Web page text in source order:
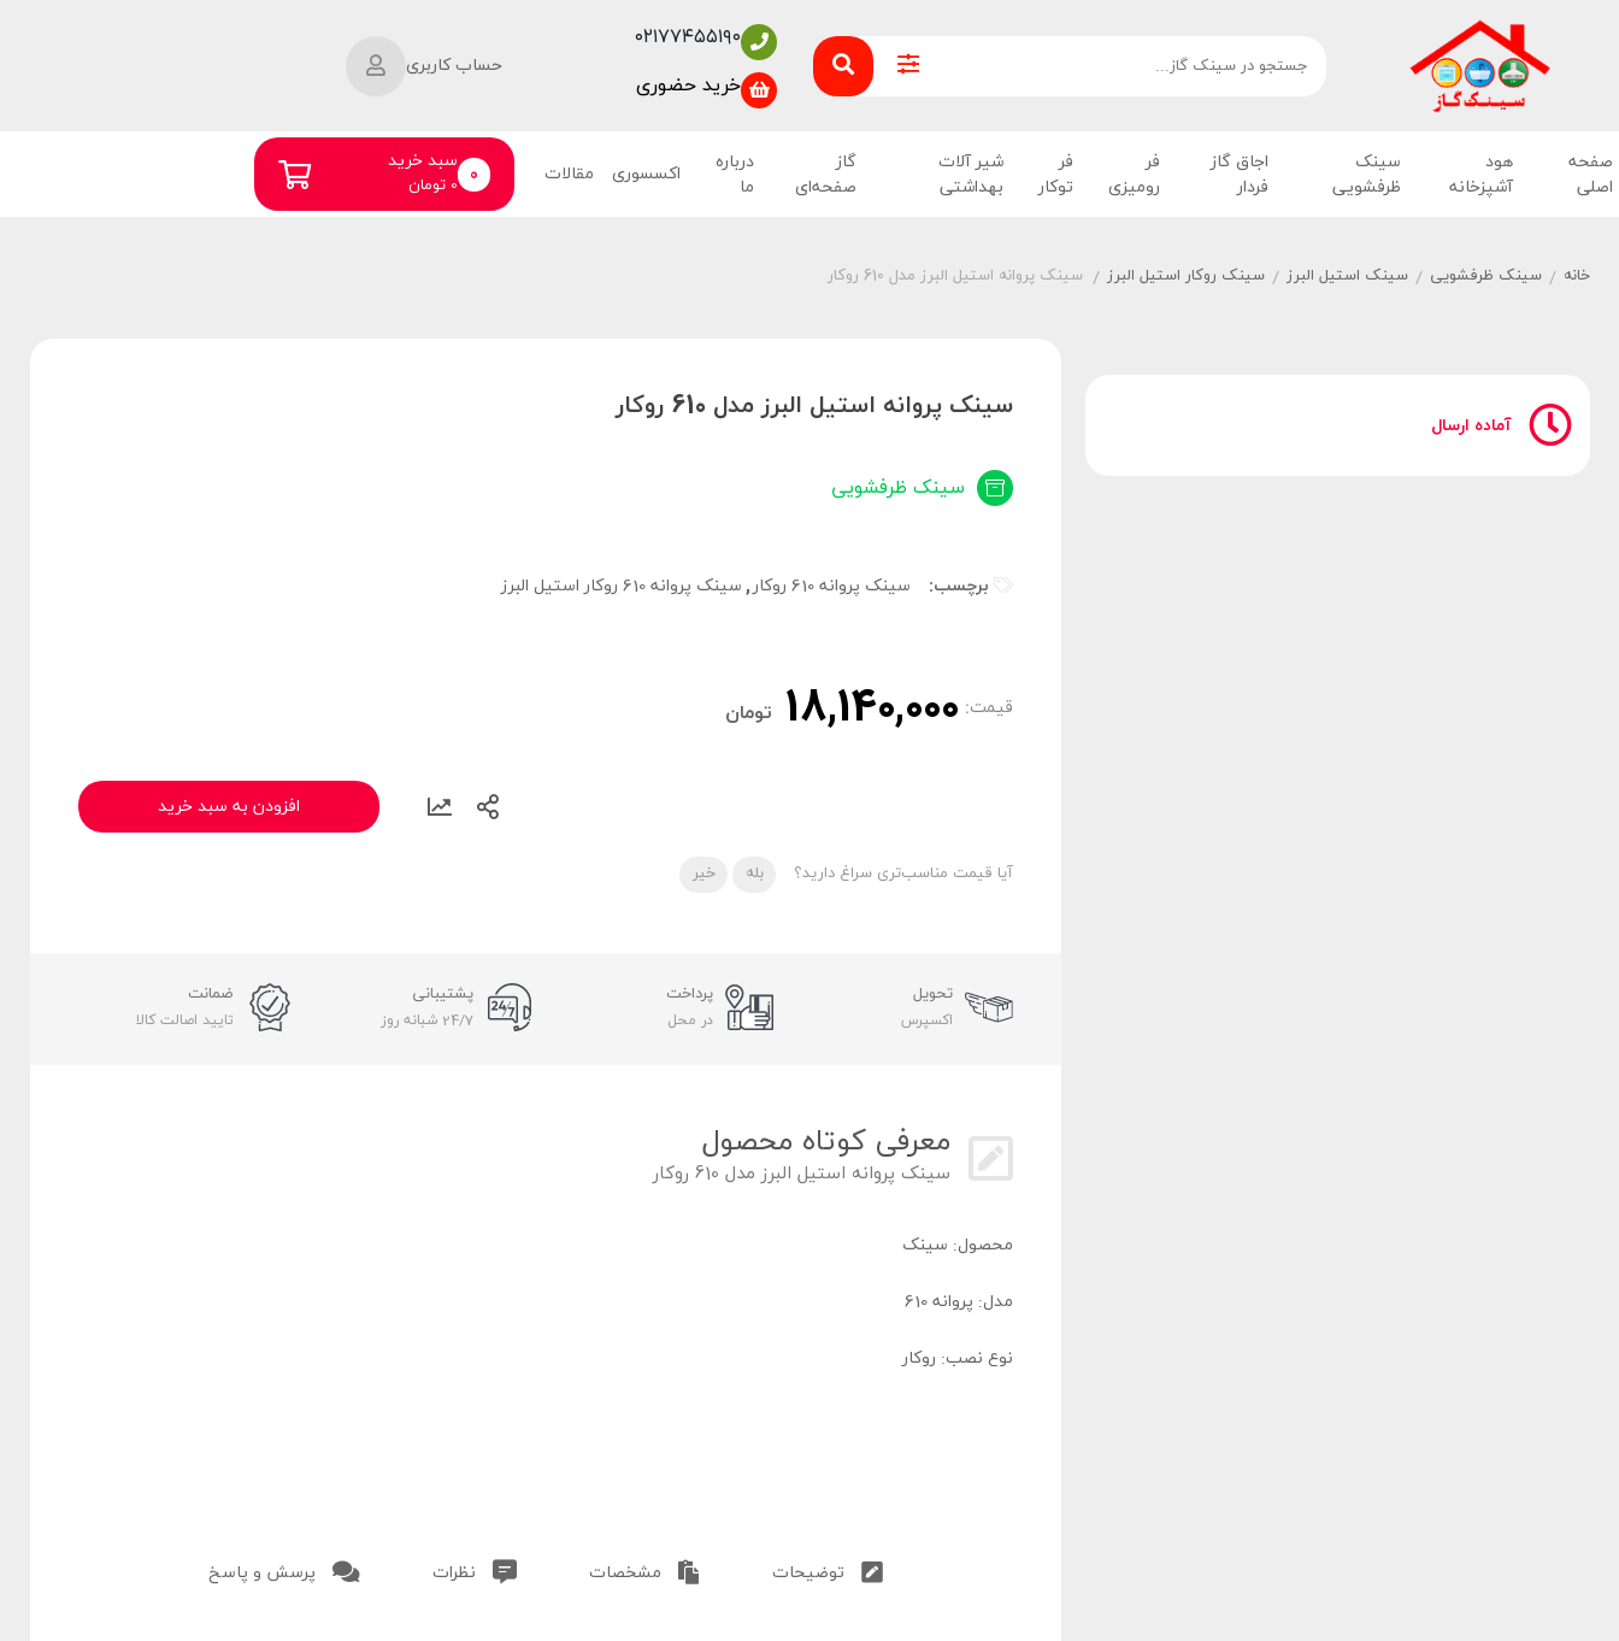
۰۲۱۷۷۴۵۵۱۹۰
خرید حضوری
حساب کاربری
صفحه
اصلی
هود
آشپزخانه
سینک
ظرفشویی
اجاق گاز
فردار
فر
رومیزی
فر
توکار
شیر آلات
بهداشتی
گاز
صفحه‌ای
درباره
ما
اکسسوری مقالات
سبد خرید
تومان 0
0
خانه / سینک ظرفشویی / سینک استیل البرز / سینک روکار استیل البرز / سینک پروانه استیل البرز مدل 610 روکار
آماده ارسال
سینک پروانه استیل البرز مدل 610 روکار
سینک ظرفشویی
برچسب: سینک پروانه 610 روکار , سینک پروانه 610 روکار استیل البرز
قیمت: تومان 18,140,000
افزودن به سبد خرید
آیا قیمت مناسب‌تری سراغ دارید؟ بله خیر
تحویل
اکسپرس
پرداخت
در محل
پشتیبانی
24/7 شبانه روز
ضمانت
تایید اصالت کالا
معرفی کوتاه محصول
سینک پروانه استیل البرز مدل 610 روکار
محصول: سینک
مدل: پروانه 610
نوع نصب: روکار
توضیحات مشخصات نظرات پرسش و پاسخ